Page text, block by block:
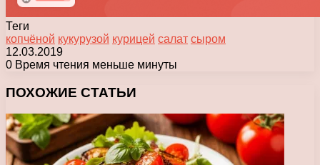
Теги
копчёной кукурузой курицей салат сыром
12.03.2019
0 Время чтения меньше минуты
ПОХОЖИЕ СТАТЬИ